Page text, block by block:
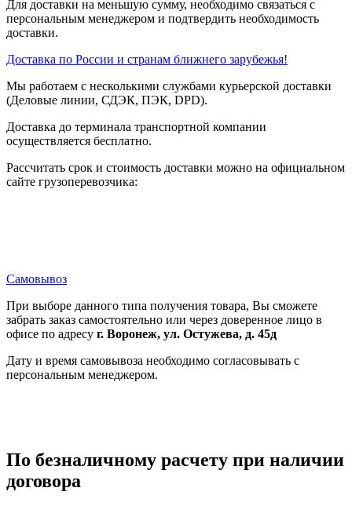
Для доставки на меньшую сумму, необходимо связаться с
персональным менеджером и подтвердить необходимость
доставки.
Доставка по России и странам ближнего зарубежья!
Мы работаем с несколькими службами курьерской доставки
(Деловые линии, СДЭК, ПЭК, DPD).
Доставка до терминала транспортной компании
осуществляется бесплатно.
Рассчитать срок и стоимость доставки можно на официальном
сайте грузоперевозчика:
Самовывоз
При выборе данного типа получения товара, Вы сможете
забрать заказ самостоятельно или через доверенное лицо в
офисе по адресу г. Воронеж, ул. Остужева, д. 45д
Дату и время самовывоза необходимо согласовывать с
персональным менеджером.
По безналичному расчету при наличии
договора